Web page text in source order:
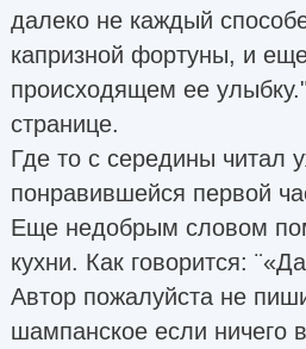
далеко не каждый
капризной фортуны, и
происходящем ее
странице.
Где то с середины читал
понравившейся первой
Еще недобрым словом
кухни. Как говорится:
Автор пожалуйста не
шампанское если ничего